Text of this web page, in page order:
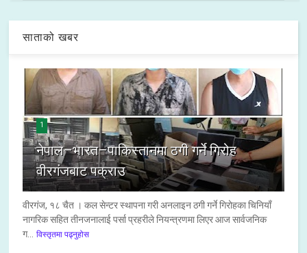
साताको खबर
1
नेपाल–भारत–पाकिस्तानमा ठगी गर्ने गिरोह
वीरगंजबाट पक्राउ
वीरगंज, १८ चैत । कल सेन्टर स्थापना गरी अनलाइन ठगी गर्ने गिरोहका चिनियाँ
नागरिक सहित तीनजनालाई पर्सा प्रहरीले नियन्त्रणमा लिएर आज सार्वजनिक
ग...
विस्तृतमा पढ्नुहोस